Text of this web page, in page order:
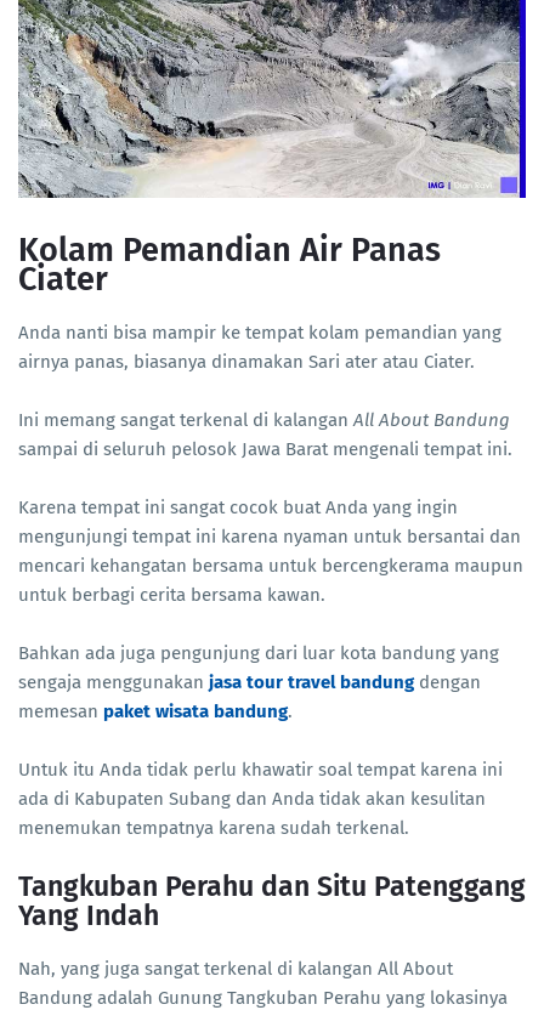
Kolam Pemandian Air Panas
Ciater
Anda nanti bisa mampir ke tempat kolam pemandian yang
airnya panas, biasanya dinamakan Sari ater atau Ciater.
Ini memang sangat terkenal di kalanganAll About Bandung
sampai di seluruh pelosok Jawa Barat mengenali tempat ini.
Karena tempat ini sangat cocok buat Anda yang ingin
mengunjungi tempat ini karena nyaman untuk bersantai dan
mencari kehangatan bersama untuk bercengkerama maupun
untuk berbagi cerita bersama kawan.
Bahkan ada juga pengunjung dari luar kota bandung yang
sengaja menggunakan jasa tour travel bandungdengan
memesan paket wisata bandung.
Untuk itu Anda tidak perlu khawatir soal tempat karena ini
ada di Kabupaten Subang dan Anda tidak akan kesulitan
menemukan tempatnya karena sudah terkenal.
Tangkuban Perahu dan Situ Patenggang
Yang Indah
Nah, yang juga sangat terkenal di kalangan All About
Bandung adalah Gunung Tangkuban Perahu yang lokasinya